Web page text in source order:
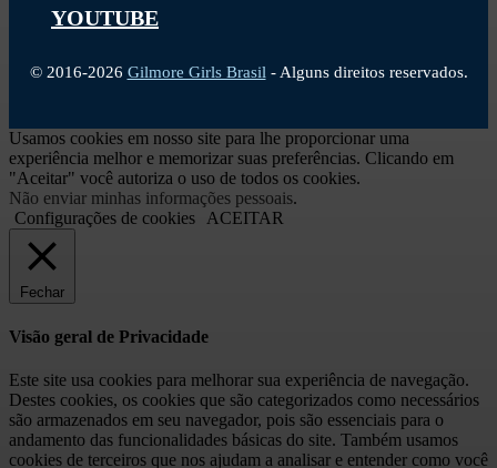
YOUTUBE
© 2016-2026 Gilmore Girls Brasil - Alguns direitos reservados.
Usamos cookies em nosso site para lhe proporcionar uma
experiência melhor e memorizar suas preferências. Clicando em
"Aceitar" você autoriza o uso de todos os cookies.
Não enviar minhas informações pessoais.
Configurações de cookies
ACEITAR
Fechar
Visão geral de Privacidade
Este site usa cookies para melhorar sua experiência de navegação.
Destes cookies, os cookies que são categorizados como necessários
são armazenados em seu navegador, pois são essenciais para o
andamento das funcionalidades básicas do site. Também usamos
cookies de terceiros que nos ajudam a analisar e entender como você